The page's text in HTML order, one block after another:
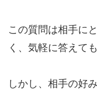
この質問は相手に
く、気軽に答えて
しかし、相手の好